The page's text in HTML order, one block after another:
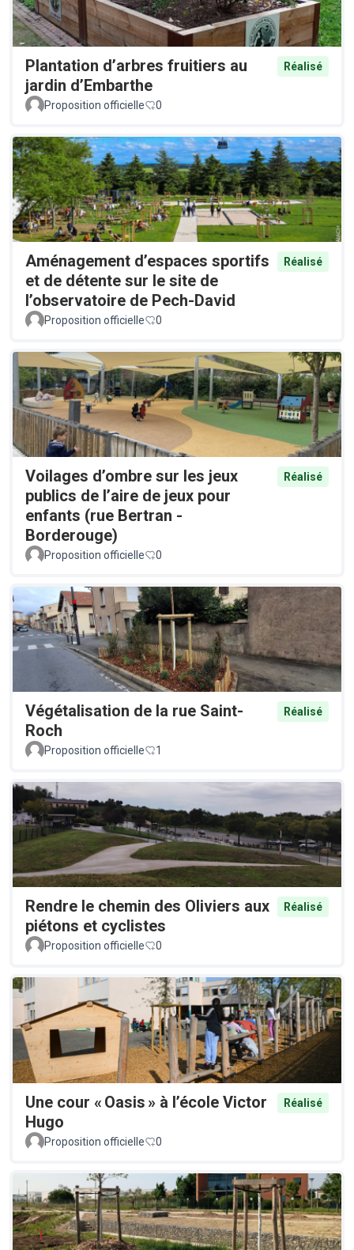
Plantation d’arbres fruitiers au
jardin d’Embarthe
Réalisé
Proposition officielle 0
Aménagement d’espaces sportifs
et de détente sur le site de
l’observatoire de Pech-David
Réalisé
Proposition officielle 0
Voilages d’ombre sur les jeux
publics de l’aire de jeux pour
enfants (rue Bertran -
Borderouge)
Réalisé
Proposition officielle 0
Végétalisation de la rue Saint-
Roch
Réalisé
Proposition officielle 1
Rendre le chemin des Oliviers aux
piétons et cyclistes
Réalisé
Proposition officielle 0
Une cour « Oasis » à l’école Victor
Hugo
Réalisé
Proposition officielle 0